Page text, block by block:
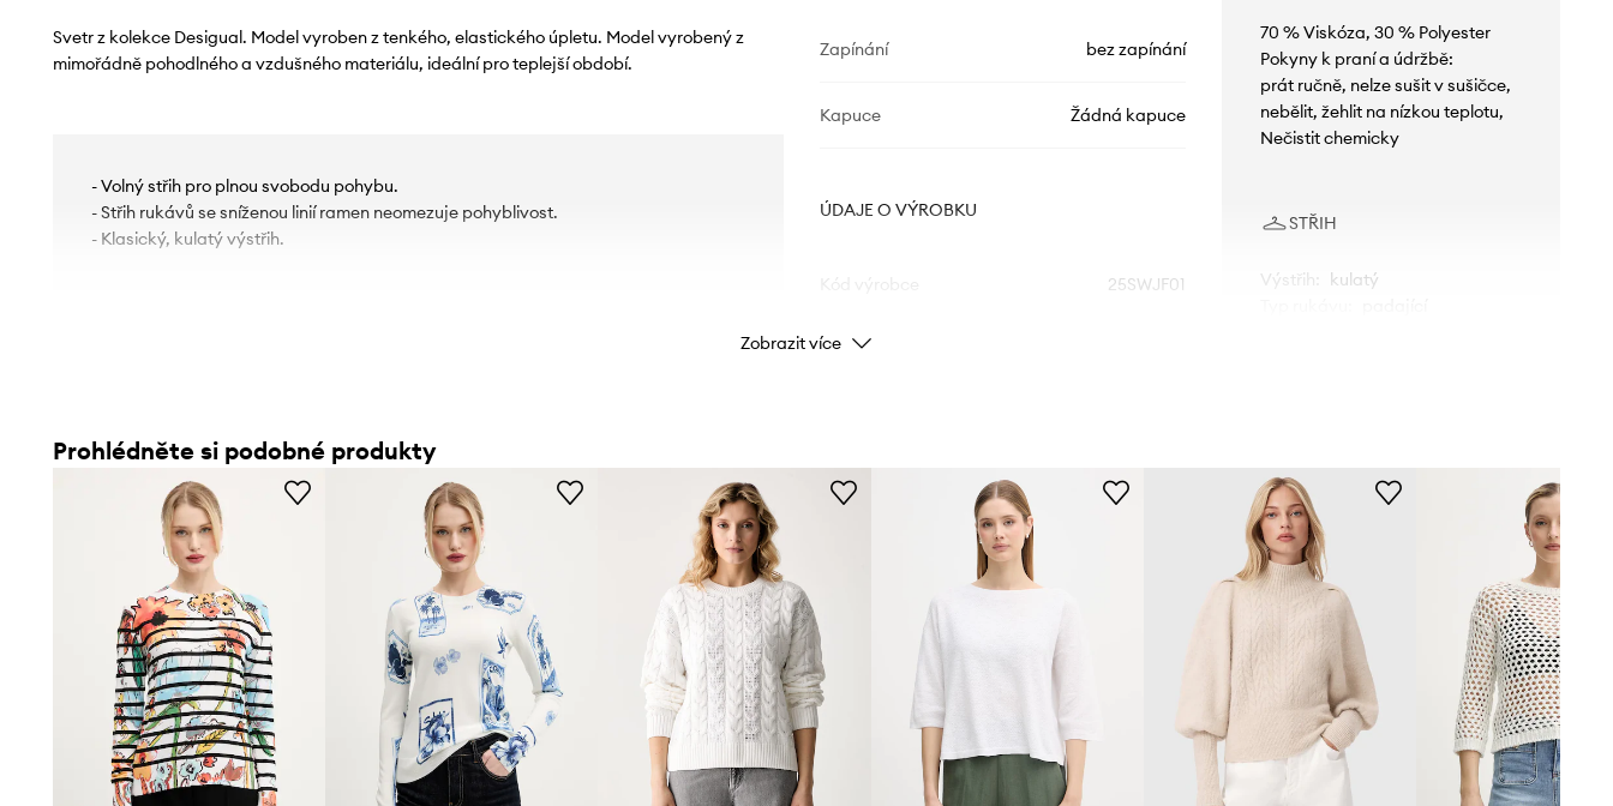
Svetr z kolekce Desigual. Model vyroben z tenkého, elastického úpletu. Model vyrobený z
mimořádně pohodlného a vzdušného materiálu, ideální pro teplejší období.
- Volný střih pro plnou svobodu pohybu.
- Střih rukávů se sníženou linií ramen neomezuje pohyblivost.
- Klasický, kulatý výstřih.
Zapínání bez zapínání
Kapuce Žádná kapuce
ÚDAJE O VÝROBKU
25SWJF01
Barva
ID produktu
70 % Viskóza, 30 % Polyester
Pokyny k praní a údržbě:
prát ručně, nelze sušit v sušičce,
nebělit, žehlit na nízkou teplotu,
Nečistit chemicky
STŘIH
Výstřih
kulatý
vysoká a má na sobě velikost S
Standardní velikost
Doporučujeme zvolit velikost, kterou
běžně nosíte.
Tabulka velikosti
Zobrazit více
Prohlédněte si podobné produkty